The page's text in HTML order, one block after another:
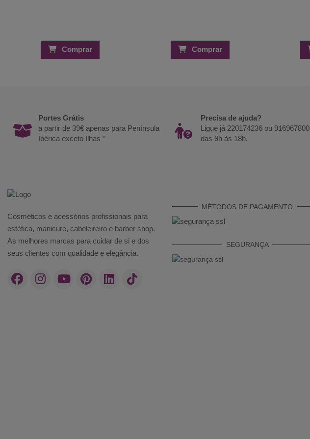
Comprar Comprar
Portes Grátis
a partir de 39€ apenas para Península
Ibérica exceto Ilhas *
Precisa de ajuda?
Ligue já 220174236 ou 916967800
das 9h às 18h.
Cosméticos e acessórios profissionais para
estética, manicure, cabeleireiro e barber shop.
As melhores marcas para cuidar de si e dos
seus clientes com qualidade e elegância.
MÉTODOS DE PAGAMENTO
SEGURANÇA